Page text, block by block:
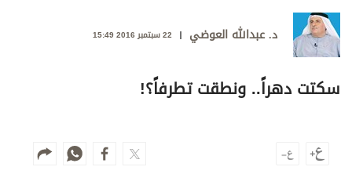
الترفيه
التعليم والمعرفة
الذكاء الاصطناعي
تغطيات
د. عبدالله العوضي 22 سبتمبر 2016 15:49
سكتت دهراً.. ونطقت تطرفاً؟!